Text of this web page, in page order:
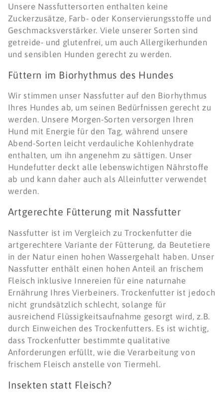
Unsere Nassfuttersorten enthalten keine
Zuckerzusätze, Farb- oder Konservierungsstoffe und
Geschmacksverstärker. Viele unserer Sorten sind
getreide- und glutenfrei, um auch Allergikerhunden
und sensiblen Hunden gerecht zu werden.
Füttern im Biorhythmus des Hundes
Wir stimmen unser Nassfutter auf den Biorhythmus
Ihres Hundes ab, um seinen Bedürfnissen gerecht zu
werden. Unsere Morgen-Sorten versorgen Ihren
Hund mit Energie für den Tag, während unsere
Abend-Sorten leicht verdauliche Kohlenhydrate
enthalten, um ihn angenehm zu sättigen. Unser
Hundefutter deckt alle lebenswichtigen Nährstoffe
ab und kann daher auch als Alleinfutter verwendet
werden.
Artgerechte Fütterung mit Nassfutter
Nassfutter ist im Vergleich zu Trockenfutter die
artgerechtere Variante der Fütterung, da Beutetiere
in der Natur einen hohen Wassergehalt haben. Unser
Nassfutter enthält einen hohen Anteil an frischem
Fleisch inklusive Innereien für eine naturnahe
Ernährung Ihres Vierbeiners. Trockenfutter ist jedoch
nicht grundsätzlich schlecht, solange für
ausreichend Flüssigkeitsaufnahme gesorgt wird, z.B.
durch Einweichen des Trockenfutters. Es ist wichtig,
dass Trockenfutter bestimmte qualitative
Anforderungen erfüllt, wie die Verarbeitung von
frischem Fleisch anstelle von Tiermehl.
Insekten statt Fleisch?